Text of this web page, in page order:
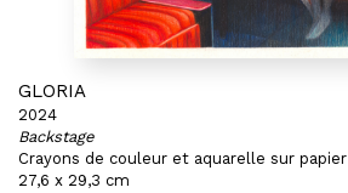
GLORIA
2024
Backstage
Crayons de couleur et aquarelle sur papier
27,6 x 29,3 cm